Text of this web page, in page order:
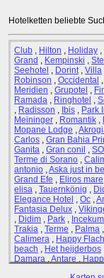
Hotelketten beliebte
Club , Hilton , Holiday ,
Grand , Kempinski ,
Seehotel , Dorint, Villa
Robinson , Occidental ,
Meridien , Grupotel ,
Ramada , Ringhotel ,
, Radisson , Ibis , Park
Meininger , Romantik ,
Mopane Lodge ,
Carlos , Gran Bahia
Ganita , Gran conil ,
Terme di Sorano ,
antonio ,Aska just in
Grand Efe , Eliros mare
elisa , Tauernkönig ,
Elegance Hotel , Oc ,
Fantasia Delux ,
, Didim , Park , Incekum
Trakia , Terme , Palma ,
Calimera , Happy
beach , Het heijderbos
Damara ,Antare ,